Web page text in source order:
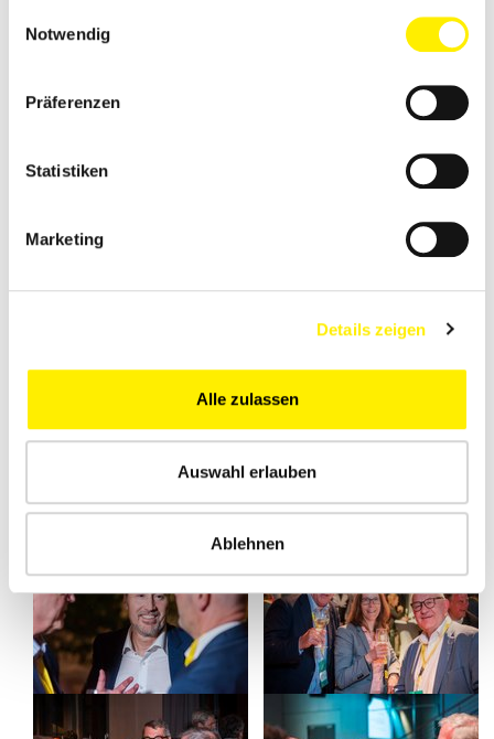
Notwendig
Präferenzen
Statistiken
Marketing
Details zeigen
Alle zulassen
Auswahl erlauben
Ablehnen